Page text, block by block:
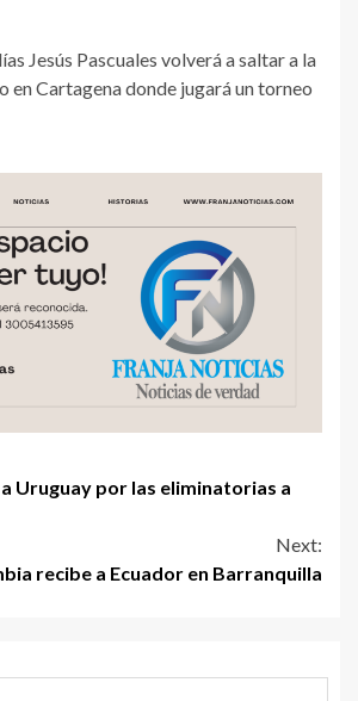
Jesús Pascuales volverá a saltar a la
en Cartagena donde jugará un torneo
Uruguay por las eliminatorias a
Next:
recibe a Ecuador en Barranquilla